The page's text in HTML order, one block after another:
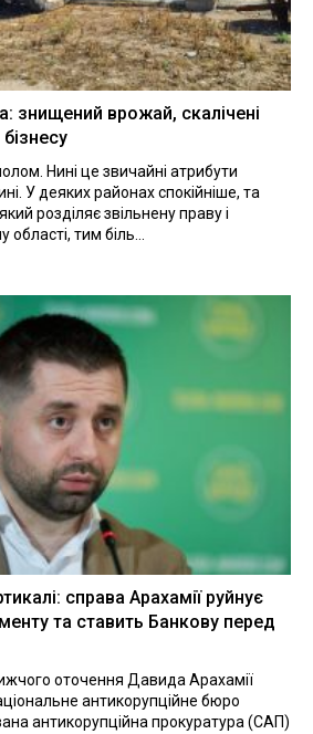
знищений врожай, скалічені
Нині це звичайні атрибути
У деяких районах спокійніше, та
розділяє звільнену праву і
тим біль...
справа Арахамії руйнує
та ставить Банкову перед
оточення Давида Арахамії
антикорупційне бюро
антикорупційна прокуратура (САП)